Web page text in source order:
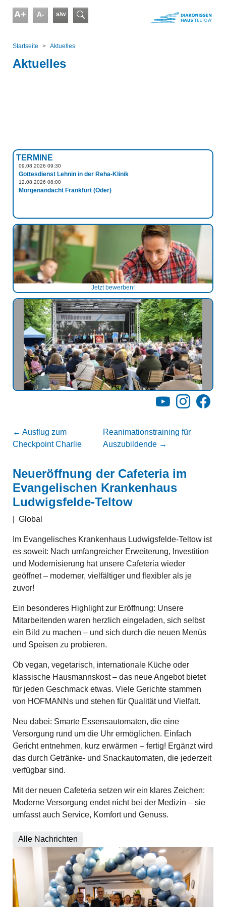
A+ A- s/w Suchformular
Startseite
Aktuelles
Aktuelles
TERMINE
09.08.2026 09:30
Gottesdienst Lehnin in der Reha-Klinik
12.08.2026 08:00
Morgenandacht Frankfurt (Oder)
Jetzt bewerben!
YouTubeInstagram
← Ausflug zum
Checkpoint Charlie
Reanimationstraining für
Auszubildende →
Neueröffnung der Cafeteria im
Evangelischen Krankenhaus
Ludwigsfelde-Teltow
Global
Im Evangelisches Krankenhaus Ludwigsfelde-Teltow ist
es soweit: Nach umfangreicher Erweiterung, Investition
und Modernisierung hat unsere Cafeteria wieder
geöffnet – moderner, vielfältiger und flexibler als je
zuvor!
Ein besonderes Highlight zur Eröffnung: Unsere
Mitarbeitenden waren herzlich eingeladen, sich selbst
ein Bild zu machen – und sich durch die neuen Menüs
und Speisen zu probieren.
Ob vegan, vegetarisch, internationale Küche oder
klassische Hausmannskost – das neue Angebot bietet
für jeden Geschmack etwas. Viele Gerichte stammen
von HOFMANNs und stehen für Qualität und Vielfalt.
Neu dabei: Smarte Essensautomaten, die eine
Versorgung rund um die Uhr ermöglichen. Einfach
Gericht entnehmen, kurz erwärmen – fertig! Ergänzt wird
das durch Getränke- und Snackautomaten, die jederzeit
verfügbar sind.
Mit der neuen Cafeteria setzen wir ein klares Zeichen:
Moderne Versorgung endet nicht bei der Medizin – sie
umfasst auch Service, Komfort und Genuss.
Alle Nachrichten